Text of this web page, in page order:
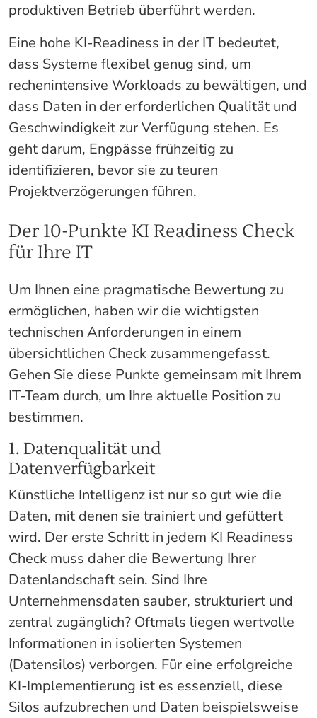
produktiven Betrieb überführt werden.
Eine hohe KI-Readiness in der IT bedeutet,
dass Systeme flexibel genug sind, um
rechenintensive Workloads zu bewältigen, und
dass Daten in der erforderlichen Qualität und
Geschwindigkeit zur Verfügung stehen. Es
geht darum, Engpässe frühzeitig zu
identifizieren, bevor sie zu teuren
Projektverzögerungen führen.
Der 10-Punkte KI Readiness Check
für Ihre IT
Um Ihnen eine pragmatische Bewertung zu
ermöglichen, haben wir die wichtigsten
technischen Anforderungen in einem
übersichtlichen Check zusammengefasst.
Gehen Sie diese Punkte gemeinsam mit Ihrem
IT-Team durch, um Ihre aktuelle Position zu
bestimmen.
1. Datenqualität und
Datenverfügbarkeit
Künstliche Intelligenz ist nur so gut wie die
Daten, mit denen sie trainiert und gefüttert
wird. Der erste Schritt in jedem KI Readiness
Check muss daher die Bewertung Ihrer
Datenlandschaft sein. Sind Ihre
Unternehmensdaten sauber, strukturiert und
zentral zugänglich? Oftmals liegen wertvolle
Informationen in isolierten Systemen
(Datensilos) verborgen. Für eine erfolgreiche
KI-Implementierung ist es essenziell, diese
Silos aufzubrechen und Daten beispielsweise